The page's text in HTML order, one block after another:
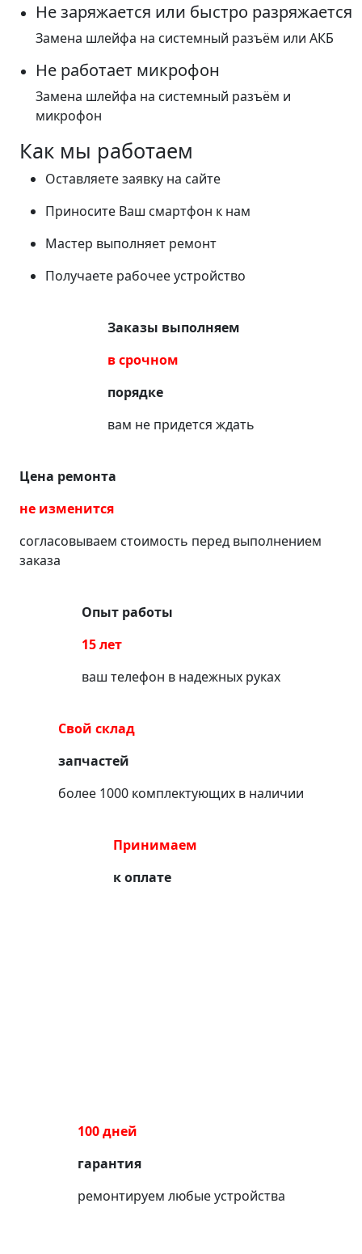
Не заряжается или быстро разряжается
Замена шлейфа на системный разъём или АКБ
Не работает микрофон
Замена шлейфа на системный разъём и
микрофон
Как мы работаем
Оставляете заявку на сайте
Приносите Ваш смартфон к нам
Мастер выполняет ремонт
Получаете рабочее устройство
Заказы выполняем
в срочном
порядке
вам не придется ждать
Цена ремонта
не изменится
согласовываем стоимость перед выполнением
заказа
Опыт работы
15 лет
ваш телефон в надежных руках
Свой склад
запчастей
более 1000 комплектующих в наличии
Принимаем
к оплате
100 дней
гарантия
ремонтируем любые устройства